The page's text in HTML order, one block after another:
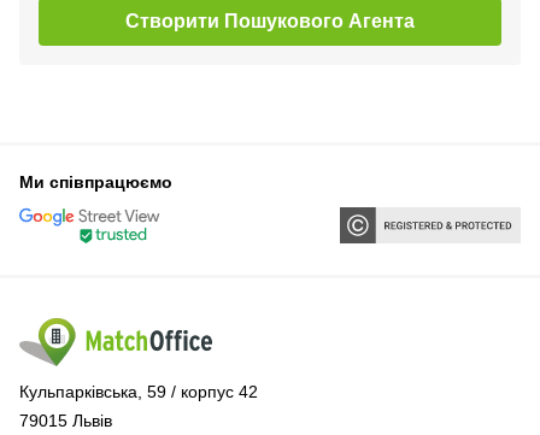
Створити Пошукового Агента
Ми співпрацюємо
Кульпарківська, 59 / корпус 42
79015 Львів